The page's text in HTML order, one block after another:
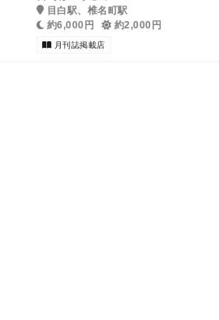
目白駅、椎名町駅
約6,000円
約2,000円
月刊誌掲載店